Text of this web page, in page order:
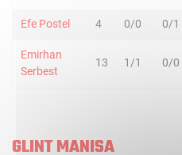
Efe Postel 4 0/0 0/1
Emirhan
Serbest
13 1/1 0/0
GLINT MANISA